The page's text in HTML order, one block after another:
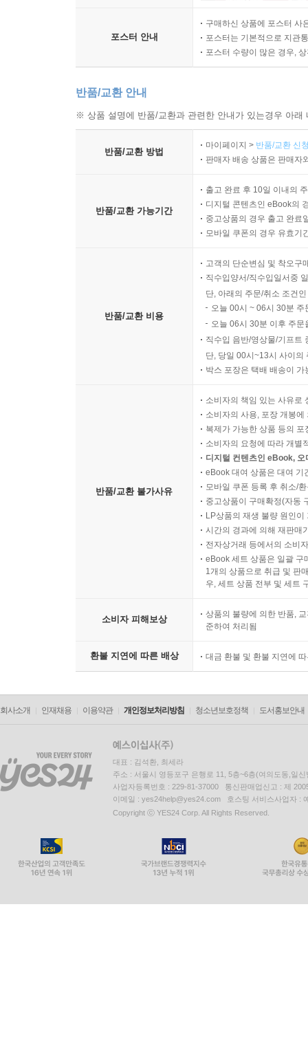
포스터 안내
구매하신 상품에 포스터 사
포스터는 기본적으로 지관
포스터 수량이 많은 경우,
반품/교환 안내
※ 상품 설명에 반품/교환과 관련한 안내가 있는경우 아
반품/교환 방법
마이페이지 > 반품/교환 신
판매자 배송 상품은 판매자
반품/교환 가능기간
출고 완료 후 10일 이내의
디지털 콘텐츠인 eBook의
중고상품의 경우 출고 완료
모바일 쿠폰의 경우 유효기
반품/교환 비용
고객의 단순변심 및 착오구
직수입양서/직수입일서중
단, 아래의 주문/취소 조건
오늘 00시 ~ 06시 30분
오늘 06시 30분 이후 주
직수입 음반/영상물/기프트
단, 당일 00시~13시 사이의
박스 포장은 택배 배송이
반품/교환 불가사유
소비자의 책임 있는 사유로
소비자의 사용, 포장 개봉
복제가 가능한 상품 등의
소비자의 요청에 따라 개별
디지털 컨텐츠인 eBook,
eBook 대여 상품은 대여 기
모바일 쿠폰 등록 후 취소/
중고상품이 구매확정(자동
LP상품의 재생 불량 원인
시간의 경과에 의해 재판매
전자상거래 등에서의 소비
eBook 세트 상품은 일괄 구
1개의 상품으로 취급 및 판
우, 세트 상품 전부 및 세트
소비자 피해보상
상품의 불량에 의한 반품,
준하여 처리됨
환불 지연에 따른 배상 대금 환불 및 환불 지연에
회사소개 인재채용 이용약관 개인정보처리방침 청소년보호정책 도서홍보안내
대표 : 김석환, 최세라
주소 : 서울시 영등포구 은행로 11, 5층~6층(여의도동,일신
사업자등록번호 : 229-81-37000 통신판매업신고 : 제
이메일 : yes24help@yes24.com 호스팅 서비스사업자 :
Copyright ⓒ YES24 Corp. All Rights Reserved.